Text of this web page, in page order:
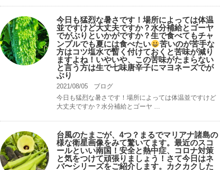
今日も猛烈な暑さです！場所によっては体温
並ですけど大丈夫ですか？水分補給とゴーヤ
でがぶりといかがですか？生で食べてもチャ
ンプルでも夏には食べたい
苦いのが苦手な
方はコツ塩水で暫く付けておくと苦味が減り
ますよね！いやいや、この苦味がたまらない
と言う方は生で七味唐辛子にマヨネーズでが
ぶり
2021/08/05
ブログ
今日も猛烈な暑さです！場所によっては体温並ですけど
大丈夫ですか？水分補給とゴーヤ ...
台風のたまごが、4つ？まるでマリアナ諸島の
様な衛星画像をみて驚いてます。最近のスコ
ールといい南国！安全と熱中症、コロナ対策
と気をつけて頑張りましょう！さて今日はネ
バ〜シリーズをご紹介します。カクカクした